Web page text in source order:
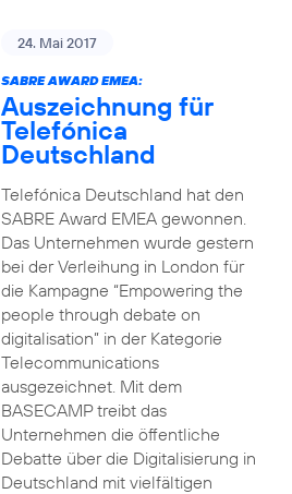
24. Mai 2017
SABRE AWARD EMEA:
Auszeichnung für
Telefónica
Deutschland
Telefónica Deutschland hat den
SABRE Award EMEA gewonnen.
Das Unternehmen wurde gestern
bei der Verleihung in London für
die Kampagne “Empowering the
people through debate on
digitalisation” in der Kategorie
Telecommunications
ausgezeichnet. Mit dem
BASECAMP treibt das
Unternehmen die öffentliche
Debatte über die Digitalisierung in
Deutschland mit vielfältigen